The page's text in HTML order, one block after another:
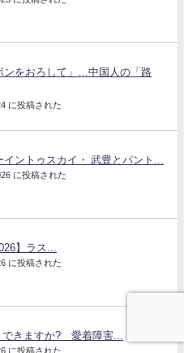
ンをおろして」…中国人の「路
に投稿された
イントゥスカイ・ 武豊とパント...
に投稿された
】ラス...
に投稿された
できますか? 愛着障害...
に投稿された